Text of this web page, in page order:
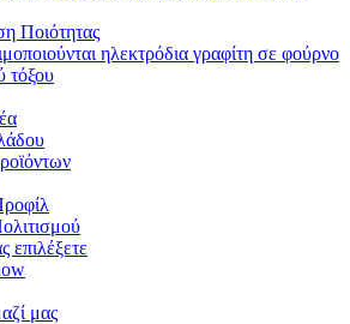
Ποιότητας
ηλεκτρόδια γραφίτη σε φούρνο
τόξου
επιλέξετε
μας